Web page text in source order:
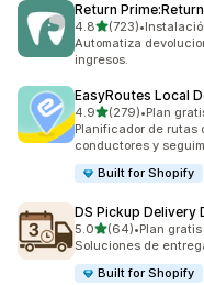
Return
4.8de 5 estrellas
(723)
723 reseñas en total
•
Automatiza
ingresos.
EasyRoutes Local
4.9de 5 estrellas
(279)
279 reseñas en total
•Plan
Planificador de rutas
conductores y
Built for Shopify
DS Pickup Delivery
5.0de 5 estrellas
(64)
64 reseñas en total
•Plan
Soluciones de
Built for Shopify